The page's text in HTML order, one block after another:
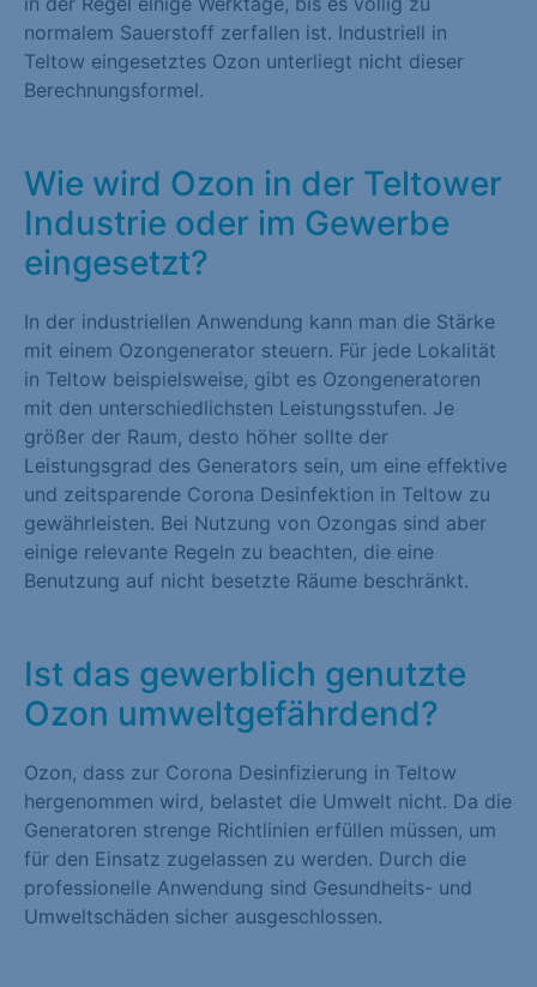
normalem Sauerstoff zerfallen ist. Industriell in
Teltow eingesetztes Ozon unterliegt nicht dieser
Berechnungsformel.
Wie wird Ozon in der Teltower
Industrie oder im Gewerbe
eingesetzt?
In der industriellen Anwendung kann man die Stärke
mit einem Ozongenerator steuern. Für jede Lokalität
in Teltow beispielsweise, gibt es Ozongeneratoren
mit den unterschiedlichsten Leistungsstufen. Je
größer der Raum, desto höher sollte der
Leistungsgrad des Generators sein, um eine effektive
und zeitsparende Corona Desinfektion in Teltow zu
gewährleisten. Bei Nutzung von Ozongas sind aber
einige relevante Regeln zu beachten, die eine
Benutzung auf nicht besetzte Räume beschränkt.
Ist das gewerblich genutzte
Ozon umweltgefährdend?
Ozon, dass zur Corona Desinfizierung in Teltow
hergenommen wird, belastet die Umwelt nicht. Da die
Generatoren strenge Richtlinien erfüllen müssen, um
für den Einsatz zugelassen zu werden. Durch die
professionelle Anwendung sind Gesundheits- und
Umweltschäden sicher ausgeschlossen.